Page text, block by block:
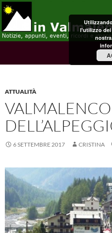
Vai
contenuto
ATTUALITÀ
6 SETTEMBRE 2017 CRISTINA
l'utilizzo dei